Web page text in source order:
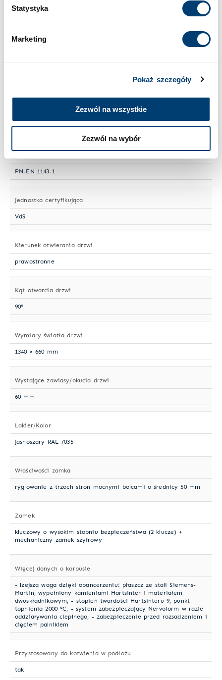
wPolityce prywatności
Polityce wykorzystywania
Statystyka
Marketing
Pokaż szczegóły
Zezwól na wszystkie
Zezwól na wybór
Duży
Numer artykułu
1
PN-EN 1143-1
Jednostka certyfikująca
VdS
Kierunek otwierania drzwi
prawostronne
Kąt otwarcia drzwi
90°
Wymiary światła drzwi
1340 × 660 mm
Wystające zawiasy/okucia drzwi
60 mm
Lakier/Kolor
jasnoszary RAL 7035
Właściwości zamka
ryglowanie z trzech stron mocnymi bolcami o średnicy 50 mm
Zamek
kluczowy o wysokim stopniu bezpieczeństwa (2 klucze) +
mechaniczny zamek szyfrowy
Więcej danych o korpusie
- lżejsza waga dzięki opancerzeniu: płaszcz ze stali Siemens-
Martin, wypełniony kamieniami Hartsinter i materiałem
dwuskładnikowym, - stopień twardości Hartsinteru 9, punkt
topnienia 2000 °C, - system zabezpieczający Nervoform w razie
oddziaływania cieplnego, - zabezpieczenie przed rozsadzeniem i
cięciem palnikiem
Przystosowany do kotwienia w podłożu
tak